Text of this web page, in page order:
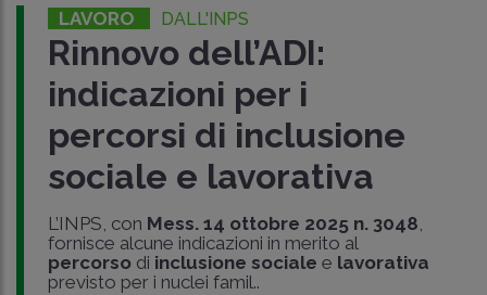
LAVORO DALL'INPS
Rinnovo dell’ADI:
indicazioni per i
percorsi di inclusione
sociale e lavorativa
L’INPS, con Mess. 14 ottobre 2025 n. 3048,
fornisce alcune indicazioni in merito al
percorso di inclusione sociale e lavorativa
previsto per i nuclei famil..